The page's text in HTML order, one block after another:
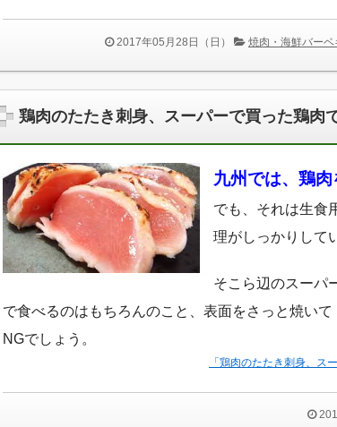
2017年05月28日（日） 焼肉・海鮮バーベ
鶏肉のたたき刺身、スーパーで買った鶏肉
九州では、鶏肉
でも、それは生食
理がしっかりして
そこら辺のスーパ
で食べるのはもちろんのこと、表面をさっと焼い
NGでしょう。
「鶏肉のたたき刺身、ス